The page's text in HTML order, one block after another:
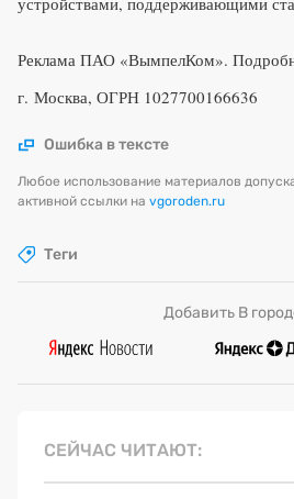
Реклама ПАО «ВымпелКом».
г. Москва, ОГРН 1027700166636
Ошибка в тексте
Любое использование материалов
активной ссылки на vgoroden.ru
Теги
Добавить В
СЕЙЧАС ЧИТАЮТ